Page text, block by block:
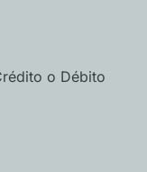
o Débito